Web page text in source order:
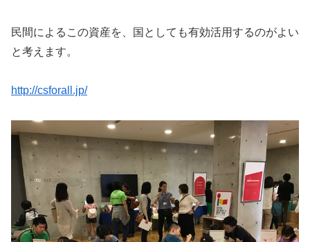
民間によるこの資産を、国としても有効活用するのがよい
と考えます。
http://csforall.jp/